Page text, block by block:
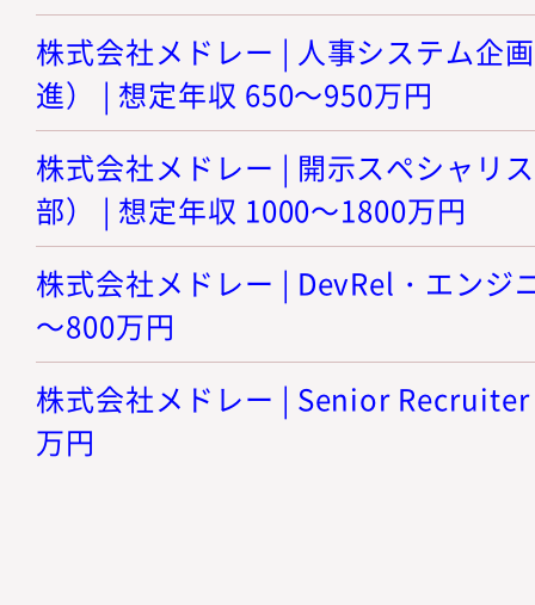
株式会社メドレー | 人事システム企
進） | 想定年収 650～950万円
株式会社メドレー | 開示スペシャリ
部） | 想定年収 1000～1800万円
株式会社メドレー | DevRel・エンジ
～800万円
株式会社メドレー | Senior
万円